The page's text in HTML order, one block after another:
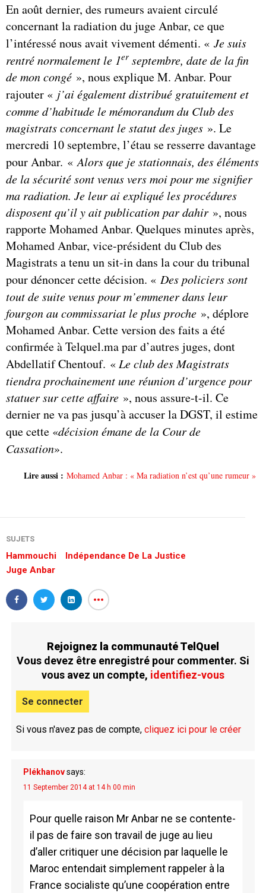
En août dernier, des rumeurs avaient circulé
concernant la radiation du juge Anbar, ce que
l’intéressé nous avait vivement démenti. « Je suis
rentré normalement le 1er septembre, date de la fin
de mon congé », nous explique M. Anbar. Pour
rajouter « j’ai également distribué gratuitement et
comme d’habitude le mémorandum du Club des
magistrats concernant le statut des juges ». Le
mercredi 10 septembre, l’étau se resserre davantage
pour Anbar. « Alors que je stationnais, des éléments
de la sécurité sont venus vers moi pour me signifier
ma radiation. Je leur ai expliqué les procédures
disposent qu’il y ait publication par dahir », nous
rapporte Mohamed Anbar. Quelques minutes après,
Mohamed Anbar, vice-président du Club des
Magistrats a tenu un sit-in dans la cour du tribunal
pour dénoncer cette décision. « Des policiers sont
tout de suite venus pour m’emmener dans leur
fourgon au commissariat le plus proche », déplore
Mohamed Anbar. Cette version des faits a été
confirmée à Telquel.ma par d’autres juges, dont
Abdellatif Chentouf. « Le club des Magistrats
tiendra prochainement une réunion d’urgence pour
statuer sur cette affaire », nous assure-t-il. Ce
dernier ne va pas jusqu’à accuser la DGST, il estime
que cette «décision émane de la Cour de
Cassation».
Lire aussi : Mohamed Anbar : « Ma radiation n’est qu’une rumeur »
SUJETS
Hammouchi
Indépendance De La Justice
Juge Anbar
Rejoignez la communauté TelQuel
Vous devez être enregistré pour commenter. Si
vous avez un compte, identifiez-vous
Se connecter
Si vous n'avez pas de compte, cliquez ici pour le créer
Plékhanov says:
11 September 2014 at 14 h 00 min
Pour quelle raison Mr Anbar ne se contente-
il pas de faire son travail de juge au lieu
d’aller critiquer une décision par laquelle le
Maroc entendait simplement rappeler à la
France socialiste qu’une coopération entre